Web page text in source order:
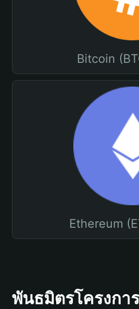
Bitcoin
Ethereum
พันธมิตรโครงการ